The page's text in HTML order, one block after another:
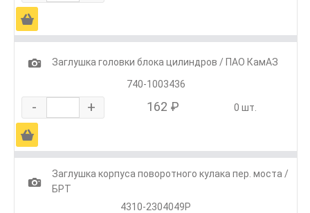
Ä
1
Заглушка головки блока цилиндров / ПАО КамАЗ
740-1003436
- + 162 ₽ 0 шт.
Ä
1
Заглушка корпуса поворотного кулака пер. моста /
БРТ
4310-2304049Р